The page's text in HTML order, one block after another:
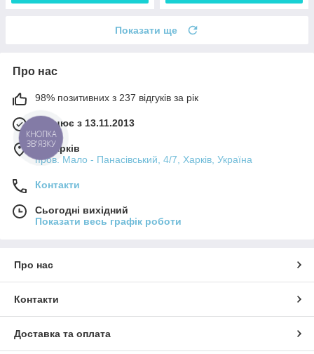
Показати ще
Про нас
98% позитивних з 237 відгуків за рік
Працює з 13.11.2013
м. Харків
пров. Мало - Панасівський, 4/7, Харків, Україна
Контакти
Сьогодні вихідний
Показати весь графік роботи
Про нас
Контакти
Доставка та оплата
КНОПКА
ЗВ'ЯЗКУ